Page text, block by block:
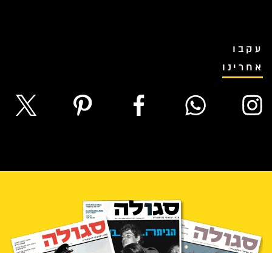
עקבו
אחרינו